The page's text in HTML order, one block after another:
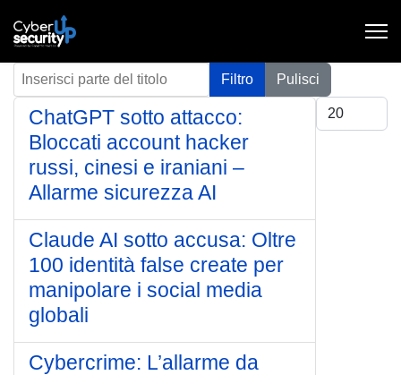
Inserisci parte del titolo Filtro
Pulisci
Visualizza #
ChatGPT sotto attacco:
Bloccati account hacker
russi, cinesi e iraniani –
Allarme sicurezza AI
Claude AI sotto accusa: Oltre
100 identità false create per
manipolare i social media
globali
Cybercrime: L’allarme da